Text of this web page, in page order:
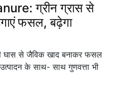
ग्रीन ग्रास से
फसल, बढ़ेगा
घास से जैविक खाद बनाकर फसल
के साथ- साथ गुणवत्ता भी